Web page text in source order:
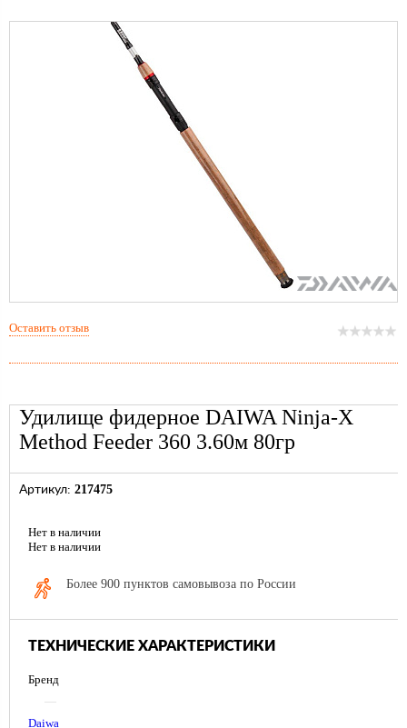
Удилище фидерное DAIWA Ninja-X
Method Feeder 360 3.60м 80гр
Артикул: 217475
Нет в наличии
Нет в наличии
Более 900 пунктов самовывоза по России
ТЕХНИЧЕСКИЕ ХАРАКТЕРИСТИКИ
Бренд
—
Daiwa
Оставить отзыв